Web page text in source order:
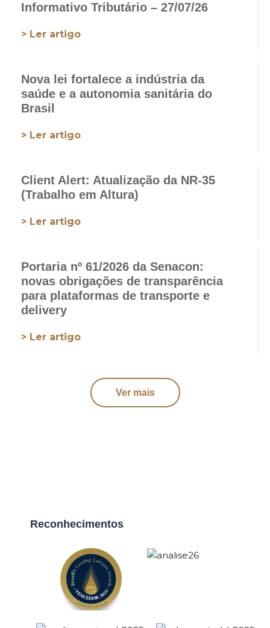
Informativo Tributário – 27/07/26
> Ler artigo
Nova lei fortalece a indústria da
saúde e a autonomia sanitária do
Brasil
> Ler artigo
Client Alert: Atualização da NR-35
(Trabalho em Altura)
> Ler artigo
Portaria nº 61/2026 da Senacon:
novas obrigações de transparência
para plataformas de transporte e
delivery
> Ler artigo
Ver mais
Reconhecimentos